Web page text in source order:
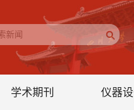
学术期刊 仪器